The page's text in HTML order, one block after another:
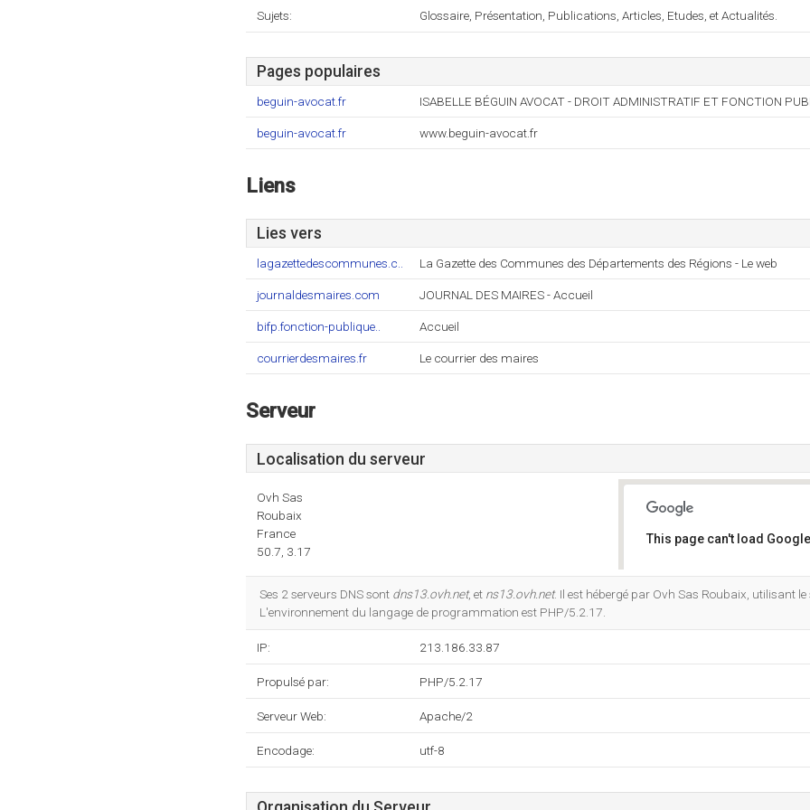
Sujets: Glossaire, Présentation, Publications, Articles, Etudes, et Actualités.
Pages populaires
beguin-avocat.fr ISABELLE BÉGUIN AVOCAT - DROIT ADMINISTRATIF ET FONCTION
beguin-avocat.fr www.beguin-avocat.fr
Liens
Lies vers
lagazettedescommunes.c.. La Gazette des Communes des Départements des Régions - Le web
journaldesmaires.com JOURNAL DES MAIRES - Accueil
bifp.fonction-publique.. Accueil
courrierdesmaires.fr Le courrier des maires
Serveur
Localisation du serveur
Ovh Sas
Roubaix
France
50.7, 3.17
This page can't load
Ses 2 serveurs DNS sont dns13.ovh.net, et ns13.ovh.net. Il est hébergé par Ovh Sas Roubaix, utilisant
L'environnement du langage de programmation est PHP/5.2.17.
IP: 213.186.33.87
Propulsé par: PHP/5.2.17
Serveur Web: Apache/2
Encodage: utf-8